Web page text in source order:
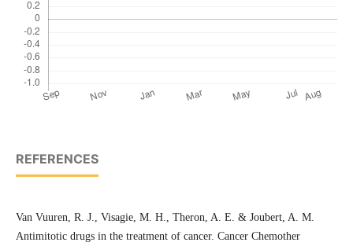
REFERENCES
Van Vuuren, R. J., Visagie, M. H., Theron, A. E. & Joubert, A. M.
Antimitotic drugs in the treatment of cancer. Cancer Chemother